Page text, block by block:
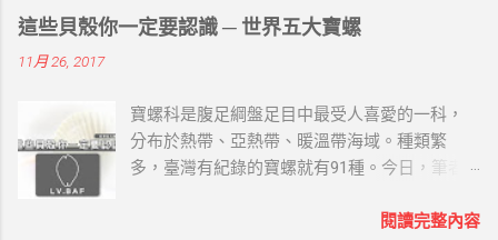
海的故鄉原創工作室 （一）名螺家世 就是大法
螺、法螺，屬法螺科，也稱海神法螺，海南民
條明顯的縱脹肋。體層上的螺肋光滑、寬大而
且低平，其間有較深的螺溝及少數細肋。縫合
線深刻，各螺層在縫合線下的螺肋常呈波狀並
褶。殼表為乳白色，有深褐色斑紋和新月形斑
這些貝殼你一定要認識 ─ 世界五大寶螺
11月 26, 2017
寶螺科是腹足綱盤足目中最受人喜愛的一科，
分布於熱帶、亞熱帶、暖溫帶海域。種類繁
多，臺灣有紀錄的寶螺就有91種。今日，筆者
(LV.BAF)的哪些事。 世界五大寶螺 LV.BAF主要
閱讀完整內容